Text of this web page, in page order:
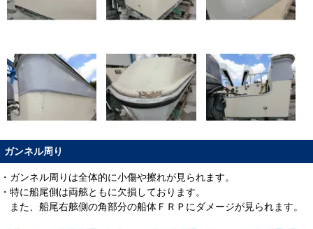
ガンネル周り
・ガンネル周りは全体的に小傷や擦れが見られます。
・特に船尾側は両舷ともに欠損しております。
また、船尾右舷側の角部分の船体ＦＲＰにダメージが見られます。